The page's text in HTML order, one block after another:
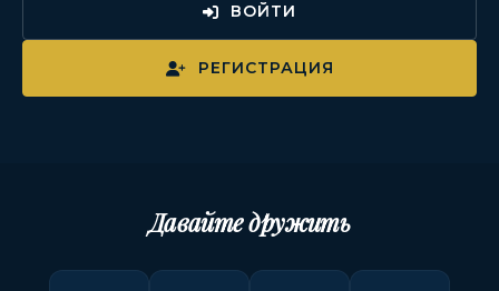
ВОЙТИ
РЕГИСТРАЦИЯ
Давайте дружить